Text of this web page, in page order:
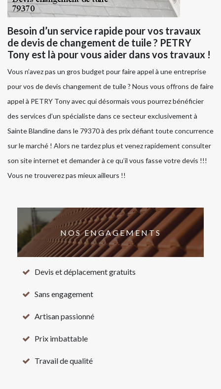
Besoin d’un service rapide pour vos travaux
de devis de changement de tuile ? PETRY
Tony est là pour vous aider dans vos travaux !
Vous n’avez pas un gros budget pour faire appel à une entreprise
pour vos de devis changement de tuile ? Nous vous offrons de faire
appel à PETRY Tony avec qui désormais vous pourrez bénéficier
des services d’un spécialiste dans ce secteur exclusivement à
Sainte Blandine dans le 79370 à des prix défiant toute concurrence
sur le marché ! Alors ne tardez plus et venez rapidement consulter
son site internet et demander à ce qu’il vous fasse votre devis !!!
Vous ne trouverez pas mieux ailleurs !!
NOS ENGAGEMENTS
Devis et déplacement gratuits
Sans engagement
Artisan passionné
Prix imbattable
Travail de qualité